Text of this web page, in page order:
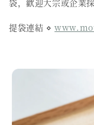
提袋連結 ⋄